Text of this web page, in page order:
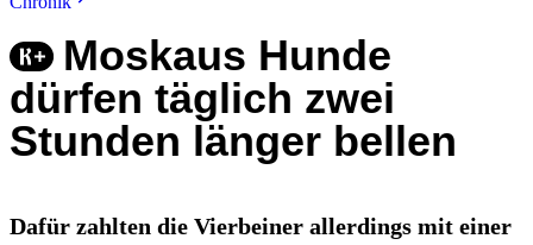
Moskaus Hunde
dürfen täglich zwei
Stunden länger bellen
Dafür zahlten die Vierbeiner allerdings mit einer